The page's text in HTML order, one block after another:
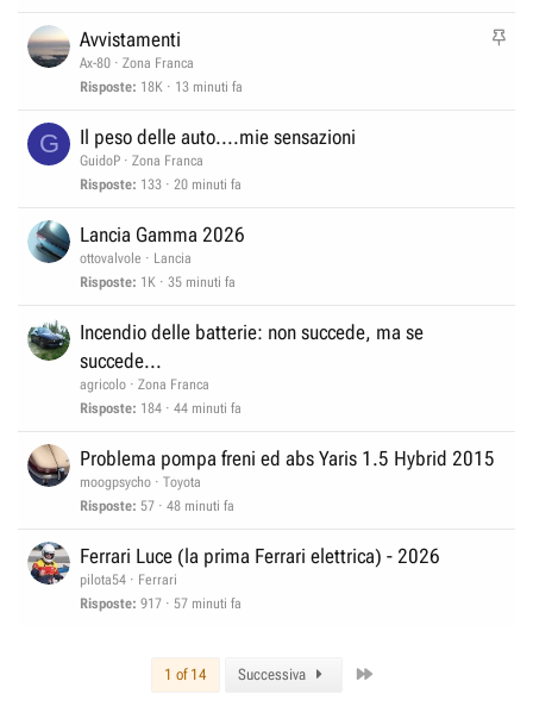
I
Avvistamenti
Ax-80
Zona Franca
Risposte 18K 13 minuti fa
G Il peso delle auto....mie sensazioni
GuidoP
Zona Franca
Risposte 133 20 minuti fa
Lancia Gamma 2026
ottovalvole
Lancia
Risposte 1K 35 minuti fa
Incendio delle batterie: non succede, ma se
succede...
agricolo
Zona Franca
Risposte 184 44 minuti fa
Problema pompa freni ed abs Yaris 1.5 Hybrid 2015
moogpsycho
Toyota
Risposte 57 48 minuti fa
Ferrari Luce (la prima Ferrari elettrica) - 2026
pilota54
Ferrari
Risposte 917 57 minuti fa
1 of 14 Successiva